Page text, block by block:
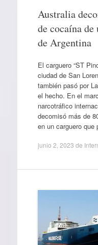
Australia
de cocaína
de Argentina
El carguero “ST
ciudad de San
también pasó por
el hecho. En el
narcotráfico
decomisó más de
en un carguero
junio 2, 2023 de